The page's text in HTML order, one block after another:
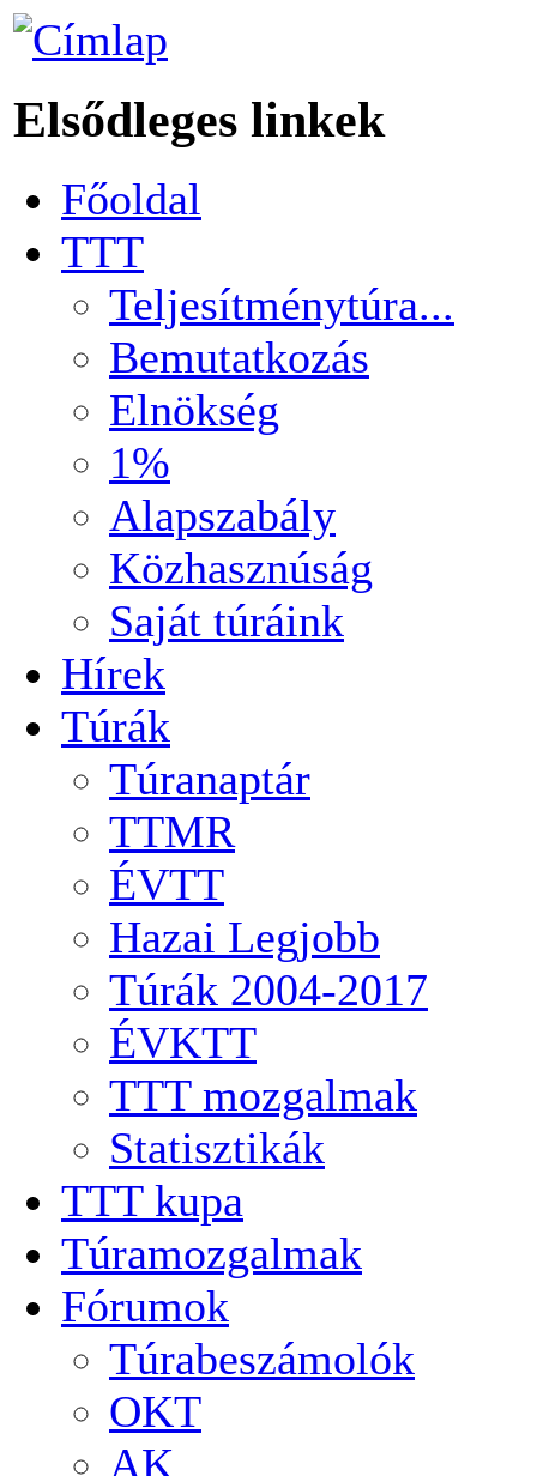
Elsődleges linkek
Főoldal
TTT
Teljesítménytúra...
Bemutatkozás
Elnökség
1%
Alapszabály
Közhasznúság
Saját túráink
Hírek
Túrák
Túranaptár
TTMR
ÉVTT
Hazai Legjobb
Túrák 2004-2017
ÉVKTT
TTT mozgalmak
Statisztikák
TTT kupa
Túramozgalmak
Fórumok
Túrabeszámolók
OKT
AK